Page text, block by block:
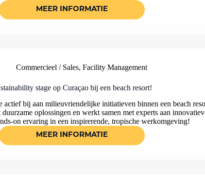
MEER INFORMATIE
ONTDEK
DEZE
CREATIVE
AGENCY
CURAÇAO!
Commercieel / Sales, Facility Management
stage op Curaçao bij een beach resort!
actief bij aan milieuvriendelijke initiatieven binnen een beach
oplossingen en werkt samen met experts aan
on ervaring in een inspirerende, tropische werkomgeving!
MEER INFORMATIE
SUSTAINABILITY
STAGE